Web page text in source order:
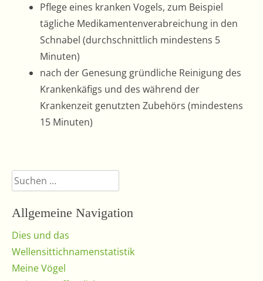
Pflege eines kranken Vogels, zum Beispiel
tägliche Medikamentenverabreichung in den
Schnabel (durchschnittlich mindestens 5
Minuten)
nach der Genesung gründliche Reinigung des
Krankenkäfigs und des während der
Krankenzeit genutzten Zubehörs (mindestens
15 Minuten)
Suchen
nach:
Allgemeine Navigation
Dies und das
Wellensittichnamenstatistik
Meine Vögel